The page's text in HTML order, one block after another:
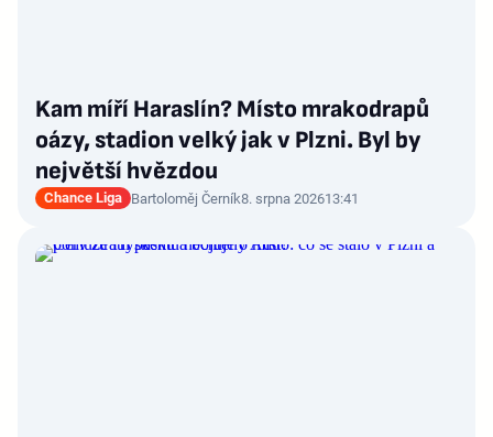
Kam míří Haraslín? Místo mrakodrapů
oázy, stadion velký jak v Plzni. Byl by
největší hvězdou
Chance Liga Bartoloměj Černík8. srpna 202613:41